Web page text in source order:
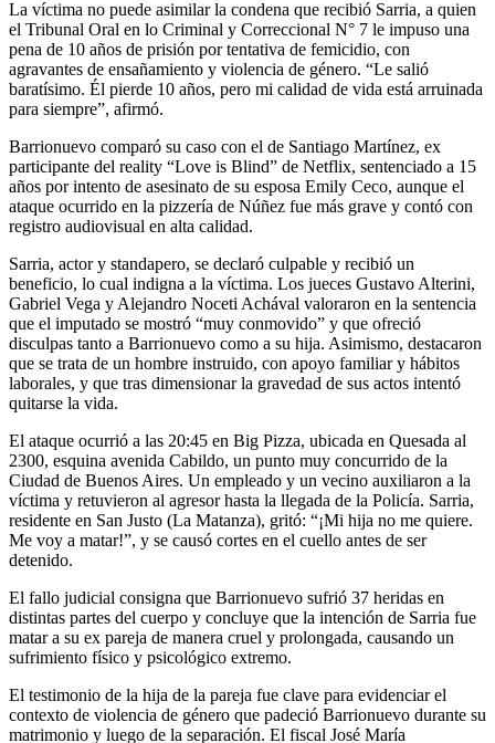
La víctima no puede asimilar la condena que recibió Sarria, a quien
el Tribunal Oral en lo Criminal y Correccional N° 7 le impuso una
pena de 10 años de prisión por tentativa de femicidio, con
agravantes de ensañamiento y violencia de género. “Le salió
baratísimo. Él pierde 10 años, pero mi calidad de vida está arruinada
para siempre”, afirmó.
Barrionuevo comparó su caso con el de Santiago Martínez, ex
participante del reality “Love is Blind” de Netflix, sentenciado a 15
años por intento de asesinato de su esposa Emily Ceco, aunque el
ataque ocurrido en la pizzería de Núñez fue más grave y contó con
registro audiovisual en alta calidad.
Sarria, actor y standapero, se declaró culpable y recibió un
beneficio, lo cual indigna a la víctima. Los jueces Gustavo Alterini,
Gabriel Vega y Alejandro Noceti Achával valoraron en la sentencia
que el imputado se mostró “muy conmovido” y que ofreció
disculpas tanto a Barrionuevo como a su hija. Asimismo, destacaron
que se trata de un hombre instruido, con apoyo familiar y hábitos
laborales, y que tras dimensionar la gravedad de sus actos intentó
quitarse la vida.
El ataque ocurrió a las 20:45 en Big Pizza, ubicada en Quesada al
2300, esquina avenida Cabildo, un punto muy concurrido de la
Ciudad de Buenos Aires. Un empleado y un vecino auxiliaron a la
víctima y retuvieron al agresor hasta la llegada de la Policía. Sarria,
residente en San Justo (La Matanza), gritó: “¡Mi hija no me quiere.
Me voy a matar!”, y se causó cortes en el cuello antes de ser
detenido.
El fallo judicial consigna que Barrionuevo sufrió 37 heridas en
distintas partes del cuerpo y concluye que la intención de Sarria fue
matar a su ex pareja de manera cruel y prolongada, causando un
sufrimiento físico y psicológico extremo.
El testimonio de la hija de la pareja fue clave para evidenciar el
contexto de violencia de género que padeció Barrionuevo durante su
matrimonio y luego de la separación. El fiscal José María